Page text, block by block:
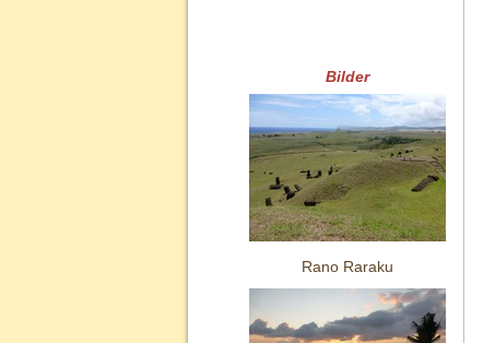
Bilder
Rano Raraku